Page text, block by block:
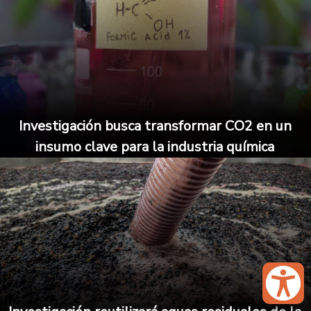
Investigación busca transformar CO2 en un
insumo clave para la industria química